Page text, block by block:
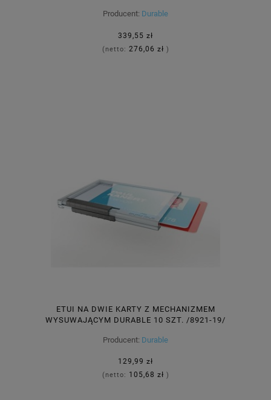
Producent: Durable
339,55 zł
(netto: 276,06 zł )
ETUI NA DWIE KARTY Z MECHANIZMEM
WYSUWAJĄCYM DURABLE 10 SZT. /8921-19/
Producent: Durable
129,99 zł
(netto: 105,68 zł )